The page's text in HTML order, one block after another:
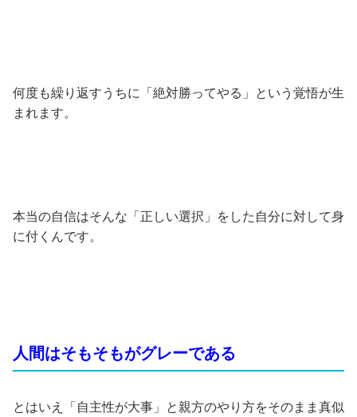
何度も繰り返すうちに「絶対勝ってやる」という覚悟が生
まれます。
本当の自信はそんな「正しい選択」をした自分に対して身
に付くんです。
人間はそもそもがグレーである
とはいえ「自主性が大事」と親方のやり方をそのまま真似